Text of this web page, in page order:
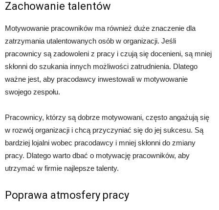
Zachowanie talentów
Motywowanie pracowników ma również duże znaczenie dla
zatrzymania utalentowanych osób w organizacji. Jeśli
pracownicy są zadowoleni z pracy i czują się docenieni, są mniej
skłonni do szukania innych możliwości zatrudnienia. Dlatego
ważne jest, aby pracodawcy inwestowali w motywowanie
swojego zespołu.
Pracownicy, którzy są dobrze motywowani, często angażują się
w rozwój organizacji i chcą przyczyniać się do jej sukcesu. Są
bardziej lojalni wobec pracodawcy i mniej skłonni do zmiany
pracy. Dlatego warto dbać o motywację pracowników, aby
utrzymać w firmie najlepsze talenty.
Poprawa atmosfery pracy